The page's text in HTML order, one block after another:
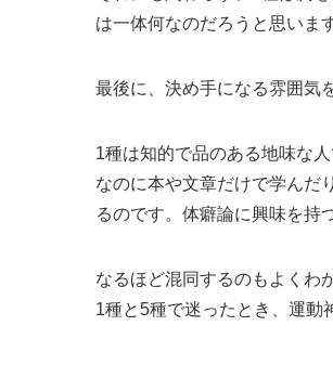
は一体何なのだろうと思います
最後に、決め手になる雰囲気
1種は知的で品のある地味な
なのに本や文章だけで学んだ
るのです。体癖論に興味を持
なるほど混同するのもよくわ
1種と5種で迷ったとき、運動